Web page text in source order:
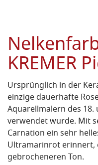
KREMER
Ursprünglich in der
einzige dauerhafte
Aquarellmalern des 18.
verwendet wurde. Mit
Carnation ein sehr
Ultramarinrot erinnert,
gebrocheneren Ton.